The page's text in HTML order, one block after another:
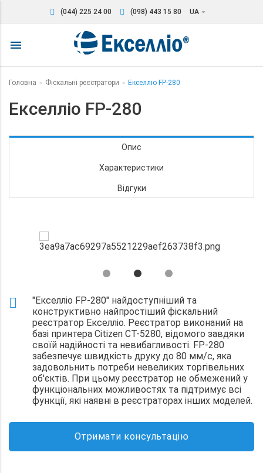
(044) 225 24 00 (098) 443 15 80 UAarrow_drop_down
menu
Головна Фіскальні реєстратори Екселліо FP-280
Екселліо FP-280
Опис
Характеристики
Відгуки
"Екселліо FP-280" найдоступніший та
конструктивно найпростіший фіскальний
реєстратор Екселліо. Реєстратор виконаний на
базі принтера Citizen СТ-5280, відомого завдяки
своїй надійності та невибагливості. FP-280
забезпечує швидкість друку до 80 мм/с, яка
задовольнить потреби невеликих торгівельних
об'єктів. При цьому реєстратор не обмежений у
функціональних можливостях та підтримує всі
функції, які наявні в реєстраторах інших моделей.
Отримати консультацію